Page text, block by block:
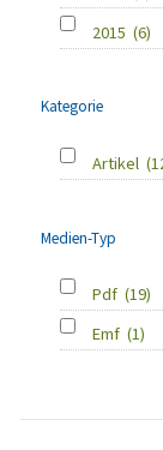
2015 (6)
Kategorie
Artikel
Medien-Typ
Pdf (19)
Emf (1)